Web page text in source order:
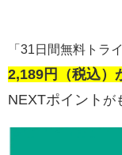
「31日間無料トラ
2,189円（税込）
NEXTポイント が